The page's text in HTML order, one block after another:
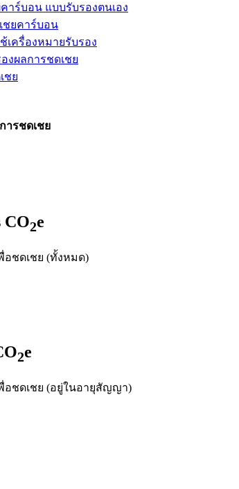
าร์บอน แบบรับรองตนเอง
ชยคาร์บอน
ครื่องหมายรับรอง
งผลการชดเชย
ชย
ารชดเชย
CO2e
อชดเชย (ทั้งหมด)
2e
อชดเชย (อยู่ในอายุสัญญา)